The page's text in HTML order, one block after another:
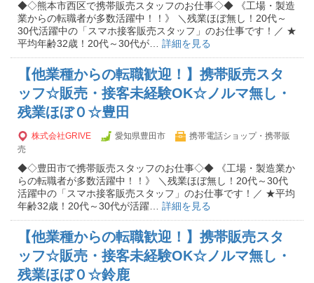
◆◇熊本市西区で携帯販売スタッフのお仕事◇◆ 《工場・製造
業からの転職者が多数活躍中！！》 ＼残業ほぼ無し！20代～
30代活躍中の「スマホ接客販売スタッフ」のお仕事です！／ ★
平均年齢32歳！20代～30代が… 詳細を見る
【他業種からの転職歓迎！】携帯販売スタ
ッフ☆販売・接客未経験OK☆ノルマ無し・
残業ほぼ０☆豊田
株式会社GRIVE 愛知県豊田市
携帯電話ショップ・携帯販
売
◆◇豊田市で携帯販売スタッフのお仕事◇◆ 《工場・製造業か
らの転職者が多数活躍中！！》 ＼残業ほぼ無し！20代～30代
活躍中の「スマホ接客販売スタッフ」のお仕事です！／ ★平均
年齢32歳！20代～30代が活躍… 詳細を見る
【他業種からの転職歓迎！】携帯販売スタ
ッフ☆販売・接客未経験OK☆ノルマ無し・
残業ほぼ０☆鈴鹿